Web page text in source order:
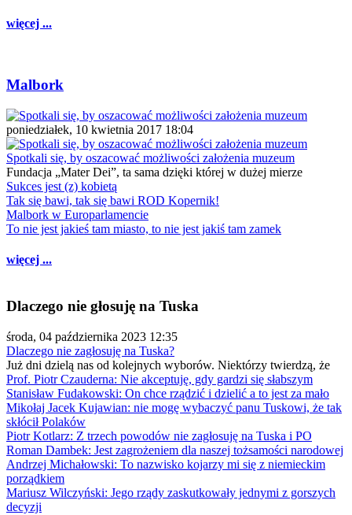
więcej ...
Malbork
poniedziałek, 10 kwietnia 2017 18:04
Spotkali się, by oszacować możliwości założenia muzeum
Fundacja „Mater Dei”, ta sama dzięki której w dużej mierze
Sukces jest (z) kobietą
Tak się bawi, tak się bawi ROD Kopernik!
Malbork w Europarlamencie
To nie jest jakieś tam miasto, to nie jest jakiś tam zamek
więcej ...
Dlaczego nie głosuję na Tuska
środa, 04 października 2023 12:35
Dlaczego nie zagłosuję na Tuska?
Już dni dzielą nas od kolejnych wyborów. Niektórzy twierdzą, że
Prof. Piotr Czauderna: Nie akceptuję, gdy gardzi się słabszym
Stanisław Fudakowski: On chce rządzić i dzielić a to jest za mało
Mikołaj Jacek Kujawian: nie mogę wybaczyć panu Tuskowi, że tak
skłócił Polaków
Piotr Kotlarz: Z trzech powodów nie zagłosuję na Tuska i PO
Roman Dambek: Jest zagrożeniem dla naszej tożsamości narodowej
Andrzej Michałowski: To nazwisko kojarzy mi się z niemieckim
porządkiem
Mariusz Wilczyński: Jego rządy zaskutkowały jednymi z gorszych
decyzji